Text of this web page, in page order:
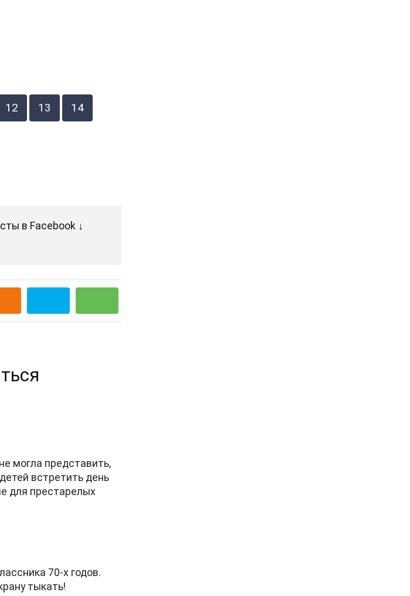
12 13
14
в Facebook ↓
могла представить,
встретить день
для престарелых
70-х годов.
тыкать!